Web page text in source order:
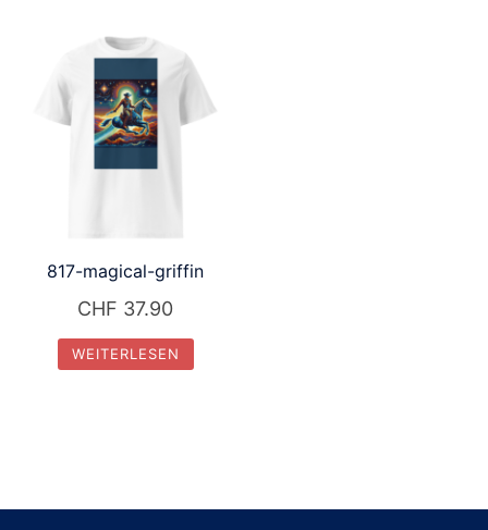
817-magical-griffin
CHF 37.90
WEITERLESEN